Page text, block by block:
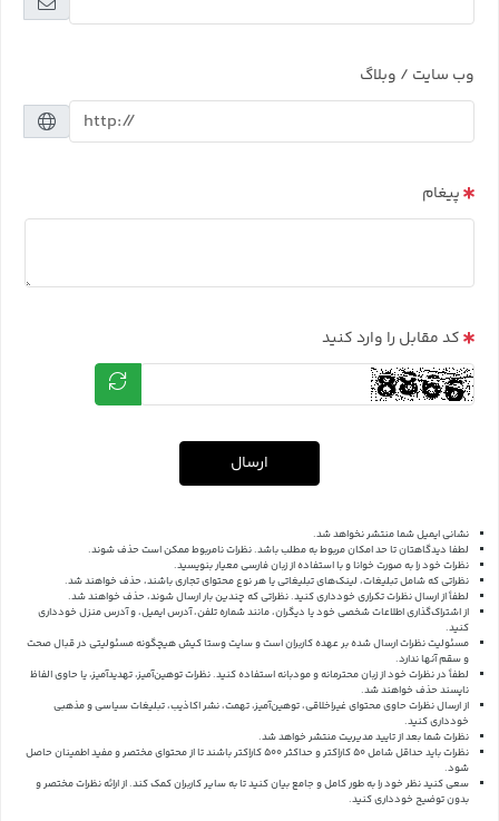
وب سایت / وبلاگ
پیغام
کد مقابل را وارد کنید
ارسال
نشانی ایمیل شما منتشر نخواهد شد.
لطفا دیدگاهتان تا حد امکان مربوط به مطلب باشد. نظرات نامربوط ممکن است حذف شوند.
نظرات خود را به صورت خوانا و با استفاده از زبان فارسی معیار بنویسید.
نظراتی که شامل تبلیغات، لینک‌های تبلیغاتی یا هر نوع محتوای تجاری باشند، حذف خواهند شد.
لطفاً از ارسال نظرات تکراری خودداری کنید. نظراتی که چندین بار ارسال شوند، حذف خواهند شد.
از اشتراک‌گذاری اطلاعات شخصی خود یا دیگران، مانند شماره تلفن، آدرس ایمیل، و آدرس منزل خودداری
کنید.
مسئولیت نظرات ارسال شده بر عهده کاربران است و سایت وستا کیش هیچگونه مسئولیتی در قبال صحت
و سقم آنها ندارد.
لطفاً در نظرات خود از زبان محترمانه و مودبانه استفاده کنید. نظرات توهین‌آمیز، تهدیدآمیز، یا حاوی الفاظ
ناپسند حذف خواهند شد.
از ارسال نظرات حاوی محتوای غیراخلاقی، توهین‌آمیز، تهمت، نشر اکاذیب، تبلیغات سیاسی و مذهبی
خودداری کنید.
نظرات شما بعد از تایید مدیریت منتشر خواهد شد.
نظرات باید حداقل شامل 50 کاراکتر و حداکثر 500 کاراکتر باشند تا از محتوای مختصر و مفید اطمینان حاصل
شود.
سعی کنید نظر خود را به طور کامل و جامع بیان کنید تا به سایر کاربران کمک کند.از ارائه نظرات مختصر و
بدون توضیح خودداری کنید.